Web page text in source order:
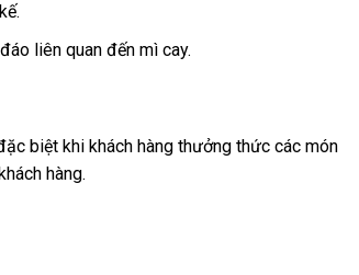
liên quan đến mì cay.
biệt khi khách hàng thưởng thức các món
hàng.